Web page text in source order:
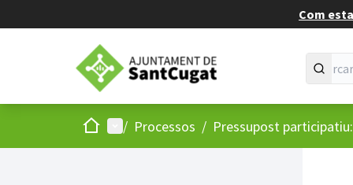
Com
Inici Menú principal
/ Processos / Pressupost